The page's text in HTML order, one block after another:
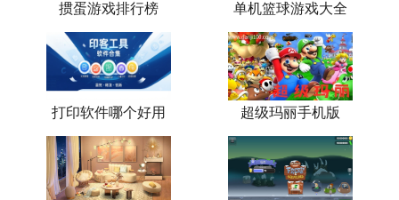
掼蛋游戏排行榜 单机篮球游戏大全
打印软件哪个好用 超级玛丽手机版